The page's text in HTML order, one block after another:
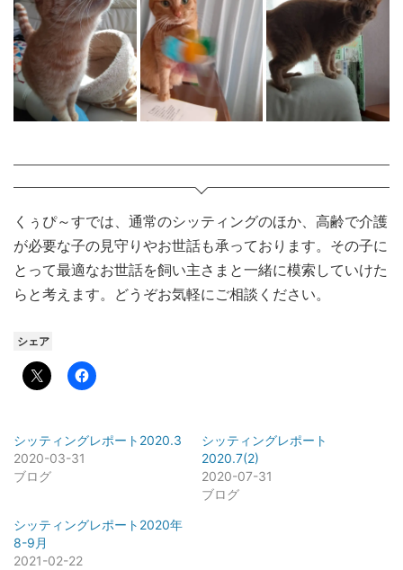
くぅぴ～すでは、通常のシッティングのほか、高齢で介護
が必要な子の見守りやお世話も承っております。その子に
とって最適なお世話を飼い主さまと一緒に模索していけた
らと考えます。どうぞお気軽にご相談ください。
シェア
シッティングレポート2020.3
2020-03-31
ブログ
シッティングレポート
2020.7(2)
2020-07-31
ブログ
シッティングレポート2020年
8-9月
2021-02-22